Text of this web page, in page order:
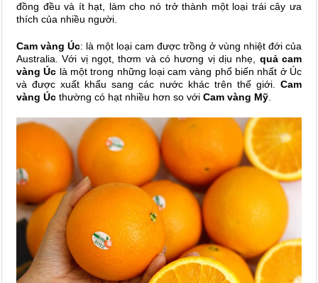
đồng đều và ít hạt, làm cho nó trở thành một loại trái cây ưa
thích của nhiều người.
Cam vàng Úc: là một loại cam được trồng ở vùng nhiệt đới của
Australia. Với vị ngọt, thơm và có hương vị dịu nhẹ, quả cam
vàng Úc là một trong những loại cam vàng phổ biến nhất ở Úc
và được xuất khẩu sang các nước khác trên thế giới. Cam
vàng Úc thường có hạt nhiều hơn so với Cam vàng Mỹ